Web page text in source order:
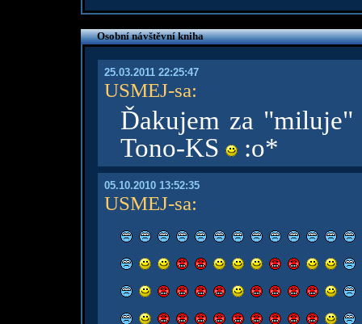
Osobní návštěvní kniha
25.03.2011 22:25:47
USMEJ-sa:
Ďakujem za
Tono-KS
:o*
05.10.2010 13:52:35
USMEJ-sa: